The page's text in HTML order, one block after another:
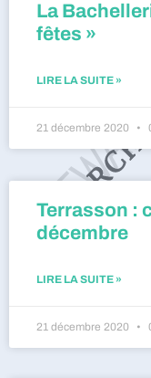
La
fêtes »
LIRE LA SUITE »
21 décembre 2020
Terrasson :
décembre
LIRE LA SUITE »
21 décembre 2020